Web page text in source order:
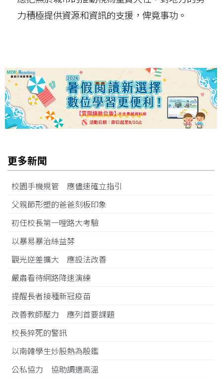
力積極提供資源和資訊的支援，俾竟事功。
更多新聞
校園手機規管 應儘速確立指引
父親節形塑的爸爸刻板印象
初任校長第一哩路大考驗
以暴易暴治絲益棼
觀光逆差擴大 應設法改善
嚴肅看待網路降速演練
提醒長者接種新冠疫苗
改善教師壓力 應列首要課題
校長猝死的警訊
以南韓學生炒股熱為殷鑑
公私協力 協助調適高溫